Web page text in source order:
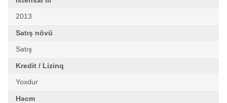
2013
Satış növü
Satış
Kredit / Lizinq
Yoxdur
Həcm